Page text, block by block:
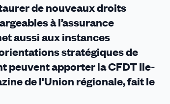
de nouveaux droits
à l’assurance
aussi aux instances
stratégiques de
peuvent apporter la CFDT Ile-
de l'Union régionale, fait le